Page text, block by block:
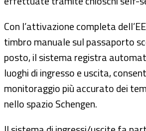
Con l’attivazione completa
timbro manuale sul passaporto
posto, il sistema registra
luoghi di ingresso e uscita,
monitoraggio più accurato dei
nello spazio Schengen.